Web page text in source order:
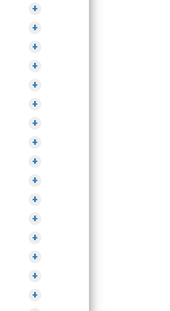
+
+
+
+
+
+
+
+
+
+
+
+
+
+
+
+